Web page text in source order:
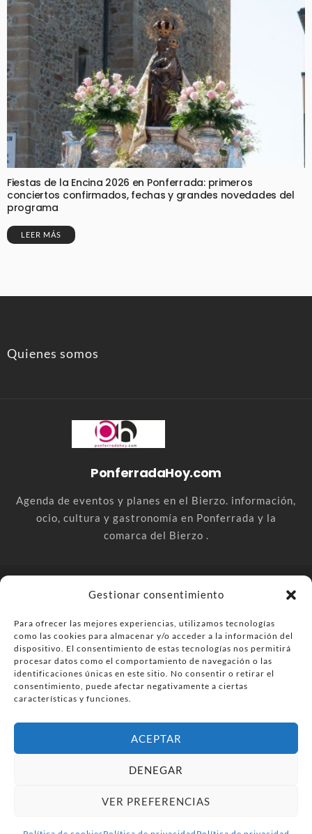
Gestionar consentimiento
Para ofrecer las mejores experiencias, utilizamos tecnologías
como las cookies para almacenar y/o acceder a la información del
dispositivo. El consentimiento de estas tecnologías nos permitirá
procesar datos como el comportamiento de navegación o las
identificaciones únicas en este sitio. No consentir o retirar el
consentimiento, puede afectar negativamente a ciertas
características y funciones.
ACEPTAR
DENEGAR
VER PREFERENCIAS
Fiestas de la Encina 2026 en Ponferrada: primeros
conciertos confirmados, fechas y grandes novedades del
programa
LEER MÁS
Quienes somos
PonferradaHoy.com
Agenda de eventos y planes en el Bierzo. información,
ocio, cultura y gastronomía en Ponferrada y la
comarca del Bierzo .
Anúnciate
Más información sobre las cookies
Envía tu negocio
Contacta Política de privacidad